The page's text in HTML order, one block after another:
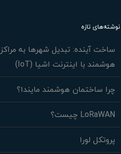
نوشته‌های تازه
ساخت آینده: تبدیل شهرها به مراکز
هوشمند با اینترنت اشیا (IoT)
چرا ساختمان هوشمند مایندا؟
LoRaWAN چیست؟
پروتکل لورا